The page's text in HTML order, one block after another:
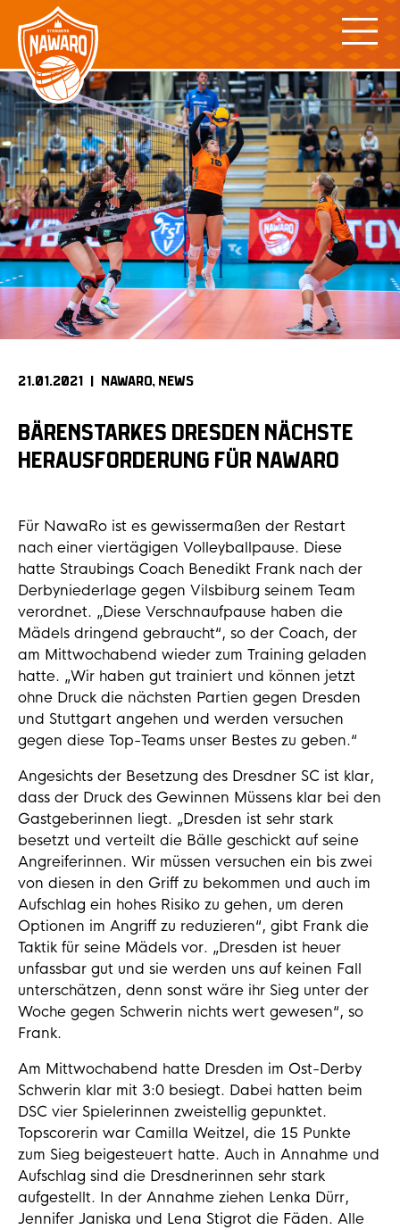
content
21.01.2021 | NAWARO NEWS
BÄRENSTARKES DRESDEN NÄCHSTE
HERAUSFORDERUNG FÜR NAWARO
Für NawaRo ist es gewissermaßen der Restart
nach einer viertägigen Volleyballpause. Diese
hatte Straubings Coach Benedikt Frank nach der
Derbyniederlage gegen Vilsbiburg seinem Team
verordnet. „Diese Verschnaufpause haben die
Mädels dringend gebraucht“, so der Coach, der
am Mittwochabend wieder zum Training geladen
hatte. „Wir haben gut trainiert und können jetzt
ohne Druck die nächsten Partien gegen Dresden
und Stuttgart angehen und werden versuchen
gegen diese Top-Teams unser Bestes zu geben.“
Angesichts der Besetzung des Dresdner SC ist klar,
dass der Druck des Gewinnen Müssens klar bei den
Gastgeberinnen liegt. „Dresden ist sehr stark
besetzt und verteilt die Bälle geschickt auf seine
Angreiferinnen. Wir müssen versuchen ein bis zwei
von diesen in den Griff zu bekommen und auch im
Aufschlag ein hohes Risiko zu gehen, um deren
Optionen im Angriff zu reduzieren“, gibt Frank die
Taktik für seine Mädels vor. „Dresden ist heuer
unfassbar gut und sie werden uns auf keinen Fall
unterschätzen, denn sonst wäre ihr Sieg unter der
Woche gegen Schwerin nichts wert gewesen“, so
Frank.
Am Mittwochabend hatte Dresden im Ost-Derby
Schwerin klar mit 3:0 besiegt. Dabei hatten beim
DSC vier Spielerinnen zweistellig gepunktet.
Topscorerin war Camilla Weitzel, die 15 Punkte
zum Sieg beigesteuert hatte. Auch in Annahme und
Aufschlag sind die Dresdnerinnen sehr stark
aufgestellt. In der Annahme ziehen Lenka Dürr,
Jennifer Janiska und Lena Stigrot die Fäden. Alle